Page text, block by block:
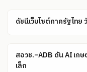
ดัชนีเว็บไซต์ภาครัฐไทย
สอวช.–ADB ดัน AI เก
เล็ก